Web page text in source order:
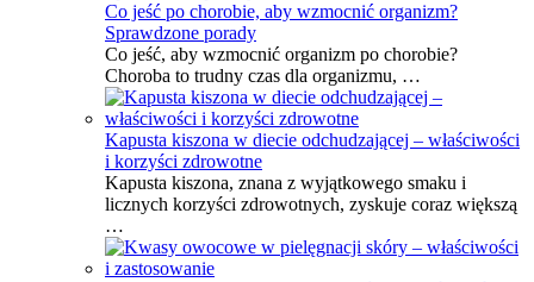
Co jeść po chorobie, aby wzmocnić organizm?
Sprawdzone porady
Co jeść, aby wzmocnić organizm po chorobie?
Choroba to trudny czas dla organizmu, …
Kapusta kiszona w diecie odchudzającej – właściwości
i korzyści zdrowotne
Kapusta kiszona, znana z wyjątkowego smaku i
licznych korzyści zdrowotnych, zyskuje coraz większą
…